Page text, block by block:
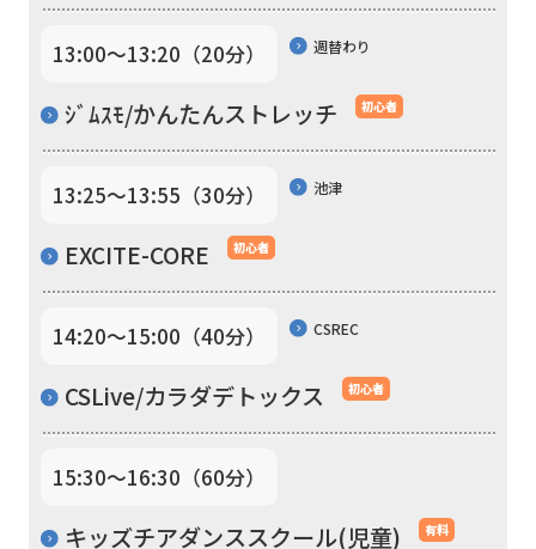
13:00〜13:20（20分） 週替わり
ｼﾞﾑｽﾓ/かんたんストレッチ 初心者
13:25〜13:55（30分） 池津
EXCITE-CORE 初心者
14:20〜15:00（40分） CSREC
CSLive/カラダデトックス 初心者
15:30〜16:30（60分）
キッズチアダンススクール(児童) 有料
translation)
to
to
the
page.
However,
use
an